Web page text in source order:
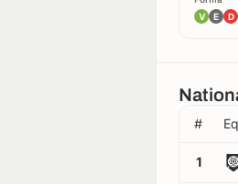
V E D
#
1